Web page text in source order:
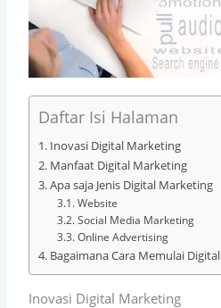
Daftar Isi Halaman
Inovasi Digital Marketing
Manfaat Digital Marketing
Apa saja Jenis Digital Marketing
Website
Social Media Marketing
Online Advertising
Bagaimana Cara Memulai
Inovasi Digital Marketing